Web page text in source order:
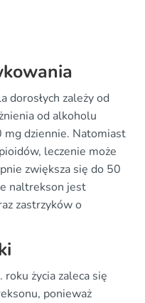
dorosłych zależy od
od alkoholu
dziennie. Natomiast
leczenie może
zwiększa się do 50
naltrekson jest
zastrzyków o
życia zaleca się
ponieważ